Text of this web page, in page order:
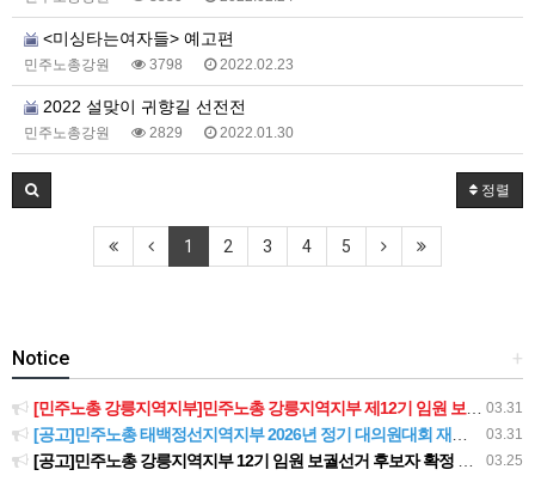
<미싱타는여자들> 예고편
민주노총강원 3798 2022.02.23
2022 설맞이 귀향길 선전전
민주노총강원 2829 2022.01.30
정렬
1 2 3 4 5
+
Notice
03.31
[민주노총 강릉지역지부]민주노총 강릉지역지부 제12기 임원 보궐선거결과 공고
03.31
[공고]민주노총 태백정선지역지부 2026년 정기 대의원대회 재소집 건
03.25
[공고]민주노총 강릉지역지부 12기 임원 보궐선거 후보자 확정 공고